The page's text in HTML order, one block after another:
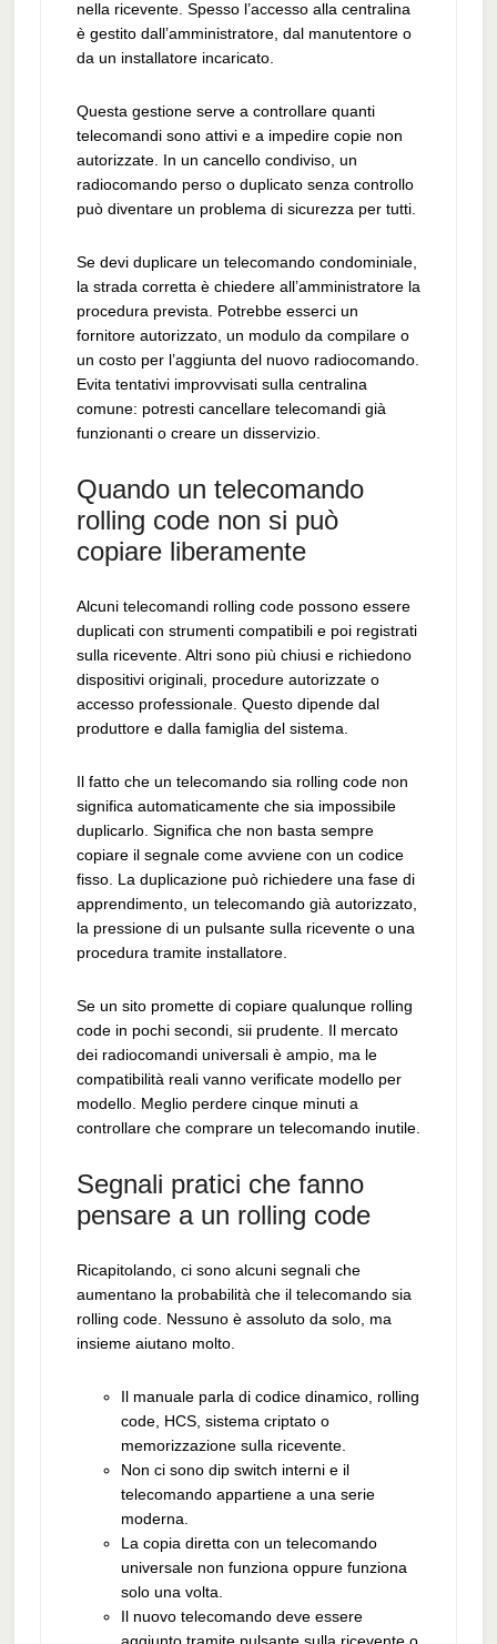
nella ricevente. Spesso l’accesso alla centralina
è gestito dall’amministratore, dal manutentore o
da un installatore incaricato.
Questa gestione serve a controllare quanti
telecomandi sono attivi e a impedire copie non
autorizzate. In un cancello condiviso, un
radiocomando perso o duplicato senza controllo
può diventare un problema di sicurezza per tutti.
Se devi duplicare un telecomando condominiale,
la strada corretta è chiedere all’amministratore la
procedura prevista. Potrebbe esserci un
fornitore autorizzato, un modulo da compilare o
un costo per l’aggiunta del nuovo radiocomando.
Evita tentativi improvvisati sulla centralina
comune: potresti cancellare telecomandi già
funzionanti o creare un disservizio.
Quando un telecomando
rolling code non si può
copiare liberamente
Alcuni telecomandi rolling code possono essere
duplicati con strumenti compatibili e poi registrati
sulla ricevente. Altri sono più chiusi e richiedono
dispositivi originali, procedure autorizzate o
accesso professionale. Questo dipende dal
produttore e dalla famiglia del sistema.
Il fatto che un telecomando sia rolling code non
significa automaticamente che sia impossibile
duplicarlo. Significa che non basta sempre
copiare il segnale come avviene con un codice
fisso. La duplicazione può richiedere una fase di
apprendimento, un telecomando già autorizzato,
la pressione di un pulsante sulla ricevente o una
procedura tramite installatore.
Se un sito promette di copiare qualunque rolling
code in pochi secondi, sii prudente. Il mercato
dei radiocomandi universali è ampio, ma le
compatibilità reali vanno verificate modello per
modello. Meglio perdere cinque minuti a
controllare che comprare un telecomando inutile.
Segnali pratici che fanno
pensare a un rolling code
Ricapitolando, ci sono alcuni segnali che
aumentano la probabilità che il telecomando sia
rolling code. Nessuno è assoluto da solo, ma
insieme aiutano molto.
Il manuale parla di codice dinamico, rolling
code, HCS, sistema criptato o
memorizzazione sulla ricevente.
Non ci sono dip switch interni e il
telecomando appartiene a una serie
moderna.
La copia diretta con un telecomando
universale non funziona oppure funziona
solo una volta.
Il nuovo telecomando deve essere